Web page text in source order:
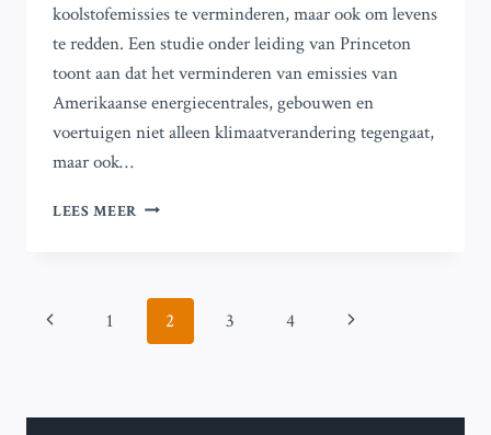
koolstofemissies te verminderen, maar ook om levens
te redden. Een studie onder leiding van Princeton
toont aan dat het verminderen van emissies van
Amerikaanse energiecentrales, gebouwen en
voertuigen niet alleen klimaatverandering tegengaat,
maar ook…
LEES MEER ONDERZOEK
VAN
SCHONE
ENERGIE-
DE
Paginanavigatie
Vorige
1 2 3 4
Volgende